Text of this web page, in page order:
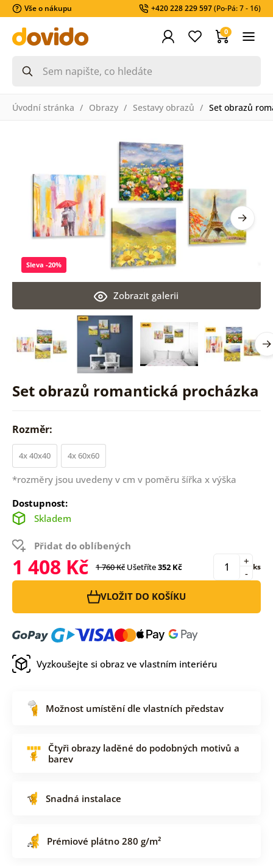
Vše o nákupu +420 228 229 597(Po-Pá: 7 - 16)
0
Úvodní stránka Obrazy Sestavy obrazů Set obrazů
Set obrazů romantická procházka
Zobrazit galerii
Sleva -20%
Rozměr:
4x 40x40 4x 60x60
*rozměry jsou uvedeny v cm v poměru šířka x výška
Dostupnost:
Skladem
Přidat do oblíbených
1 408 Kč 1 760 Kč Ušetříte352 Kč -
+ ks
VLOŽIT DO KOŠÍKU
Vyzkoušejte si obraz ve vlastním interiéru
Možnost umístění dle vlastních představ
Čtyři obrazy laděné do podobných motivů a
barev
Snadná instalace
Prémiové plátno 280 g/m²